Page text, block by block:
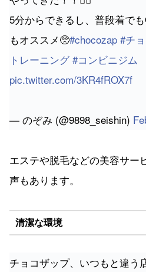
5分からできるし、普段着で
もオススメ🥺#chocozap #チ
トレーニング #コンビニジム
pic.twitter.com/3KR4fROX7f
— のぞみ (@9898_seishin)
エステや脱毛などの美容サー
声もあります。
清潔な環境
チョコザップ、いつもと違う